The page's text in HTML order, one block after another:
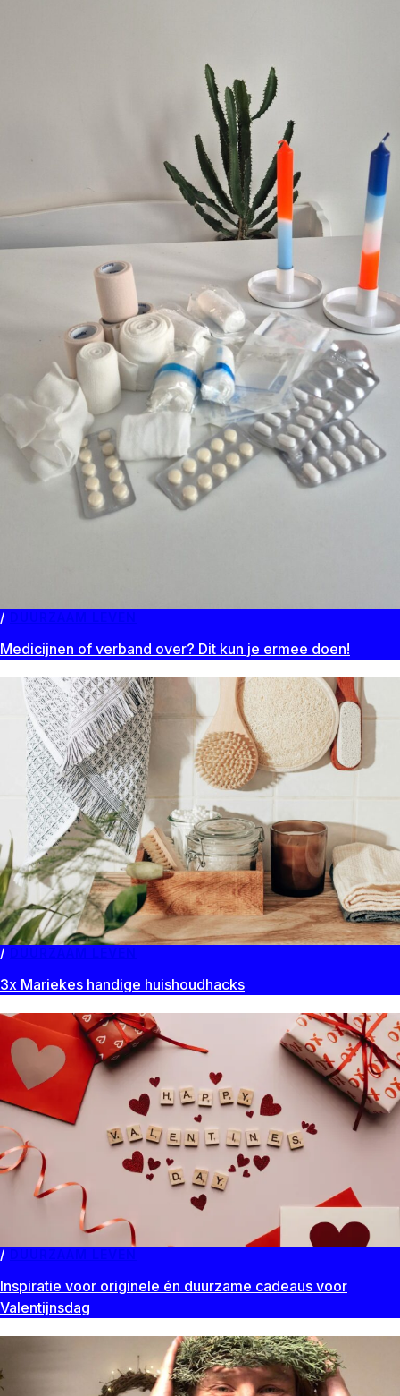
Medicijnen of verband over? Dit kun je ermee doen!
3x Mariekes handige huishoudhacks
Inspiratie voor originele én duurzame cadeaus voor
Valentijnsdag